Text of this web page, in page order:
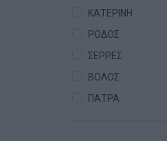
ΚΑΤΕΡΙΝΗ
ΡΟΔΟΣ
ΣΕΡΡΕΣ
ΒΟΛΟΣ
ΠΑΤΡΑ